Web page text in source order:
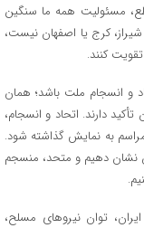
مسئولیت همه ما سنگین
کرج یا اصفهان نیست،
کنند.
و انسجام ملت باشد؛ همان
دارند. اتحاد و انسجام،
به نمایش گذاشته شود.
نشان دهیم و متحد، منسجم
توان نیرو‌های مسلح،